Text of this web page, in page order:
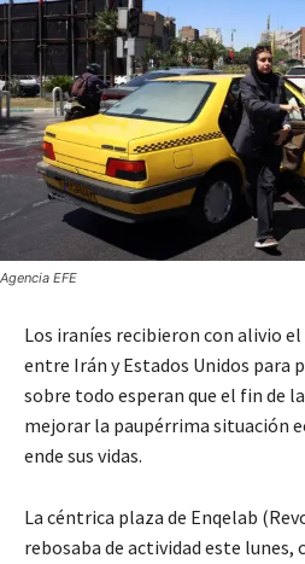
Agencia EFE
Los iraníes recibieron con alivio
entre Irán y Estados Unidos para
sobre todo esperan que el fin de
mejorar la paupérrima situación
ende sus vidas.
La céntrica plaza de Enqelab
rebosaba de actividad este